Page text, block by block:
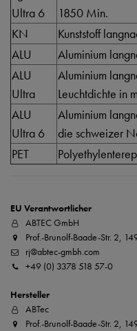
Ultra 6
1850 Min.
KN
Kunststoff
ALU
Aluminium
ALU
Ultra
Aluminium
Leuchtdichte
ALU
Ultra 6
Aluminium
die schweizer
PET
EU Verantwortlicher
ABTEC GmbH
Prof.-Brunolf-Baade-Str. 2,
rj@abtec-gmbh.com
+49 (0) 3378 518 57-0
Hersteller
ABTec
Prof.-Brunolf-Baade-Str. 2,